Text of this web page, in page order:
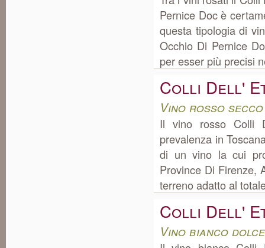
Pernice Doc è
questa tipologia di
Occhio Di Pernice
per esser più precisi
Colli Dell'
Vino rosso
Il vino rosso Colli
prevalenza in
di un vino la cui
Province Di Firenze,
terreno adatto al
Colli Dell'
Vino bianco